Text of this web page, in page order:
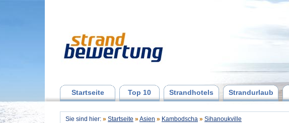
Startseite Top 10 Strandhotels Strandurlaub
Sie sind hier: » Startseite » Asien » Kambodscha » Sihanoukville